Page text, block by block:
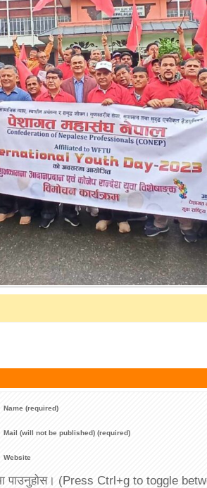
Name (required)
Mail (will not be published) (required)
Website
पाउनुहोस। (Press Ctrl+g to toggle